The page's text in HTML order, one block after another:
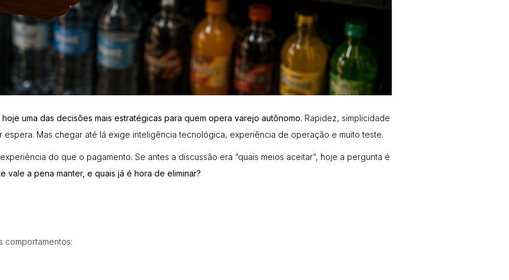
uma das decisões mais estratégicas para quem opera varejo autônomo. Rapidez, simplicidade
Mas chegar até lá exige inteligência tecnológica, experiência de operação e muito teste.
do que o pagamento. Se antes a discussão era “quais meios aceitar”, hoje a pergunta é
vale a pena manter, e quais já é hora de eliminar?
comportamentos: